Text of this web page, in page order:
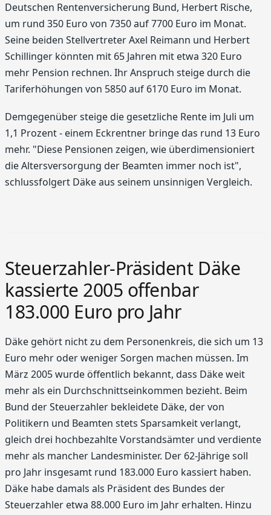
Deutschen Rentenversicherung Bund, Herbert Rische,
um rund 350 Euro von 7350 auf 7700 Euro im Monat.
Seine beiden Stellvertreter Axel Reimann und Herbert
Schillinger könnten mit 65 Jahren mit etwa 320 Euro
mehr Pension rechnen. Ihr Anspruch steige durch die
Tariferhöhungen von 5850 auf 6170 Euro im Monat.
Demgegenüber steige die gesetzliche Rente im Juli um
1,1 Prozent - einem Eckrentner bringe das rund 13 Euro
mehr. "Diese Pensionen zeigen, wie überdimensioniert
die Altersversorgung der Beamten immer noch ist",
schlussfolgert Däke aus seinem unsinnigen Vergleich.
Steuerzahler-Präsident Däke
kassierte 2005 offenbar
183.000 Euro pro Jahr
Däke gehört nicht zu dem Personenkreis, die sich um 13
Euro mehr oder weniger Sorgen machen müssen. Im
März 2005 wurde öffentlich bekannt, dass Däke weit
mehr als ein Durchschnittseinkommen bezieht. Beim
Bund der Steuerzahler bekleidete Däke, der von
Politikern und Beamten stets Sparsamkeit verlangt,
gleich drei hochbezahlte Vorstandsämter und verdiente
mehr als mancher Landesminister. Der 62-Jährige soll
pro Jahr insgesamt rund 183.000 Euro kassiert haben.
Däke habe damals als Präsident des Bundes der
Steuerzahler etwa 88.000 Euro im Jahr erhalten. Hinzu